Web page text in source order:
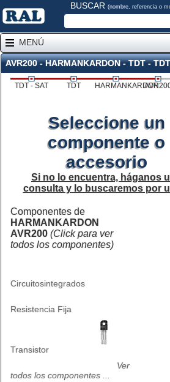
BUSCAR (nombre, referencia o
MENÚ
AVR200 - HARMANKARDON - TDT -
TDT - SAT TDT HARMANKARDON
Seleccione un
componente o
accesorio
Si no lo encuentra, háganos
consulta y lo buscaremos por
Componentes de
HARMANKARDON
AVR200 (Click para ver
todos los componentes)
Circuitosintegrados
Resistencia Fija
Transistor
Ver
todos los componentes ...